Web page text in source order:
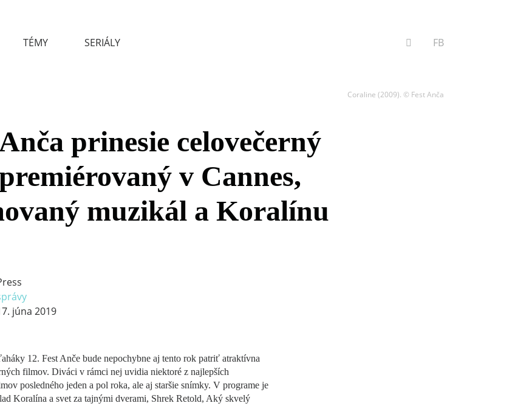
TÉMY SERIÁLY VYHĽADÁVANIE
FB
Coraline (2009). © Fest Anča
prinesie celovečerný
v Cannes,
muzikál a Koralínu
júna 2019
12. Fest Anče bude nepochybne aj tento rok patriť atraktívna
filmov. Diváci v rámci nej uvidia niektoré z najlepších
posledného jeden a pol roka, ale aj staršie snímky. V programe je
Koralína a svet za tajnými dverami, Shrek Retold, Aký skvelý